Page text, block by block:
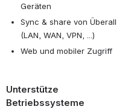
Geräten
Sync & share von Überall
(LAN, WAN, VPN, ...)
Web und mobiler Zugriff
Unterstütze
Betriebssysteme